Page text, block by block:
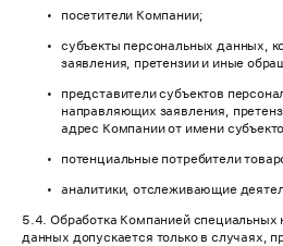
посетители Компании;
субъекты персональных данных,
заявления, претензии и иные
представители субъектов
направляющих заявления,
адрес Компании от имени
потенциальные потребители
аналитики, отслеживающие
5.4. Обработка Компанией специальных
данных допускается только в случаях,